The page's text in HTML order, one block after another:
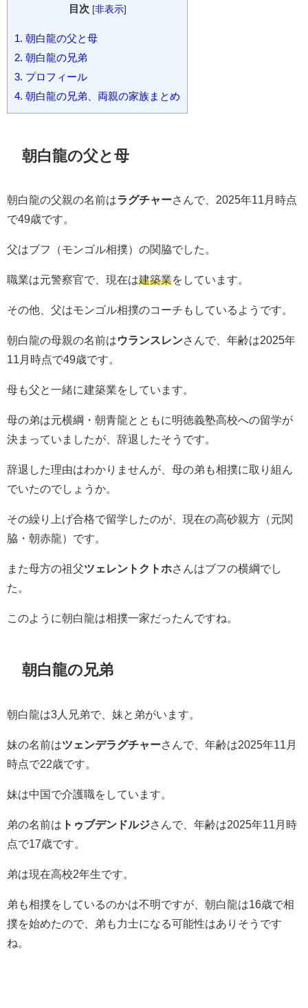
目次 [非表示]
1. 朝白龍の父と母
2. 朝白龍の兄弟
3. プロフィール
4. 朝白龍の兄弟、両親の家族まとめ
朝白龍の父と母
朝白龍の父親の名前はラグチャーさんで、2025年11月時点
で49歳です。
父はブフ（モンゴル相撲）の関脇でした。
職業は元警察官で、現在は建築業をしています。
その他、父はモンゴル相撲のコーチもしているようです。
朝白龍の母親の名前はウランスレンさんで、年齢は2025年
11月時点で49歳です。
母も父と一緒に建築業をしています。
母の弟は元横綱・朝青龍とともに明徳義塾高校への留学が
決まっていましたが、辞退したそうです。
辞退した理由はわかりませんが、母の弟も相撲に取り組ん
でいたのでしょうか。
その繰り上げ合格で留学したのが、現在の高砂親方（元関
脇・朝赤龍）です。
また母方の祖父ツェレントクトホさんはブフの横綱でし
た。
このように朝白龍は相撲一家だったんですね。
朝白龍の兄弟
朝白龍は3人兄弟で、妹と弟がいます。
妹の名前はツェンデラグチャーさんで、年齢は2025年11月
時点で22歳です。
妹は中国で介護職をしています。
弟の名前は トゥブデンドルジさんで、年齢は2025年11月時
点で17歳です。
弟は現在高校2年生です。
弟も相撲をしているのかは不明ですが、朝白龍は16歳で相
撲を始めたので、弟も力士になる可能性はありそうです
ね。